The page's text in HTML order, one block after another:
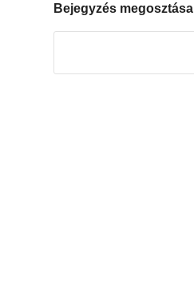
Bejegyzés megosztása